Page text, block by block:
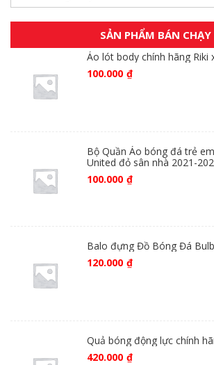
SẢN PHẨM BÁN CHẠY
Áo lót body chính hãng Riki
100.000 ₫
Bộ Quần Áo bóng đá trẻ
United đỏ sân nhà 2021-
100.000 ₫
Balo đựng Đồ Bóng Đá
120.000 ₫
Quả bóng động lực chính
420.000 ₫